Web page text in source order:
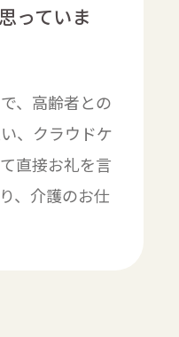
っていま
、高齢者との
、クラウドケ
直接お礼を言
、介護のお仕